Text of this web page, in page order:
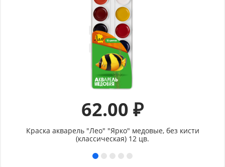
62.00 ₽
Краска акварель "Лео" "Ярко" медовые, без кисти
(классическая) 12 цв.